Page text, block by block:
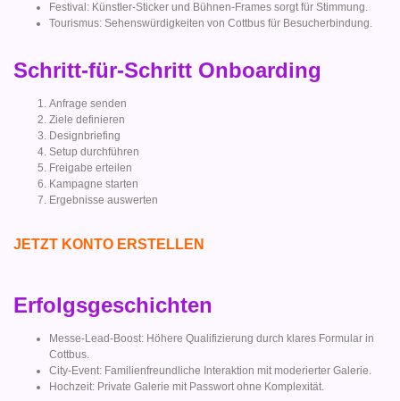
Festival: Künstler-Sticker und Bühnen-Frames sorgt für Stimmung.
Tourismus: Sehenswürdigkeiten von Cottbus für Besucherbindung.
Schritt-für-Schritt Onboarding
Anfrage senden
Ziele definieren
Designbriefing
Setup durchführen
Freigabe erteilen
Kampagne starten
Ergebnisse auswerten
JETZT KONTO ERSTELLEN
Erfolgsgeschichten
Messe-Lead-Boost: Höhere Qualifizierung durch klares Formular in
Cottbus.
City-Event: Familienfreundliche Interaktion mit moderierter Galerie.
Hochzeit: Private Galerie mit Passwort ohne Komplexität.